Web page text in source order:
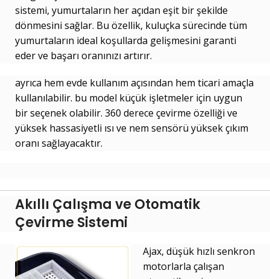
sistemi, yumurtaların her açıdan eşit bir şekilde
dönmesini sağlar. Bu özellik, kuluçka sürecinde tüm
yumurtaların ideal koşullarda gelişmesini garanti
eder ve başarı oranınızı artırır.
ayrıca hem evde kullanım açısından hem ticari amaçla
kullanılabilir. bu model küçük işletmeler için uygun
bir seçenek olabilir. 360 derece çevirme özelliği ve
yüksek hassasiyetli ısı ve nem sensörü yüksek çıkım
oranı sağlayacaktır.
Akıllı Çalışma ve Otomatik
Çevirme Sistemi
Ajax, düşük hızlı senkron
motorlarla çalışan